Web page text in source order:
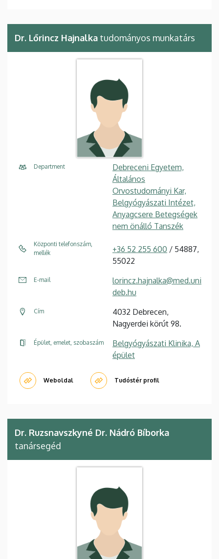
Dr. Lőrincz Hajnalka tudományos munkatárs
Department
Debreceni Egyetem,
Általános
Orvostudományi Kar,
Belgyógyászati Intézet,
Anyagcsere Betegségek
nem önálló Tanszék
Központi telefonszám,
mellék
+36 52 255 600 / 54887,
55022
E-mail
lorincz.hajnalka@med.uni
deb.hu
Cím
4032 Debrecen,
Nagyerdei körút 98.
Épület, emelet, szobaszám
Belgyógyászati Klinika, A
épület
Weboldal Tudóstér profil
Dr. Ruzsnavszkyné Dr. Nádró Bíborka
tanársegéd